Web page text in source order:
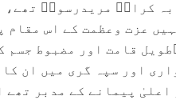
کرامؓ مریدرسولؐ تھے،
عزت وعظمت کے اس مقام
قامت اور مضبوط جسم
اور سپہ گری میں ان
پیمانے کے مدبر تھے